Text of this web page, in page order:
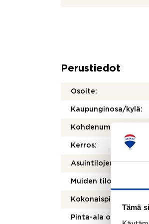
Tämä
Perustiedot
Osoite:
Kaupunginosa/kylä:
Kohdenumero:
Kerros:
Asuintilojen pinta-
Muiden tilojen pinta-
Kokonaispinta-ala:
Pinta-ala on